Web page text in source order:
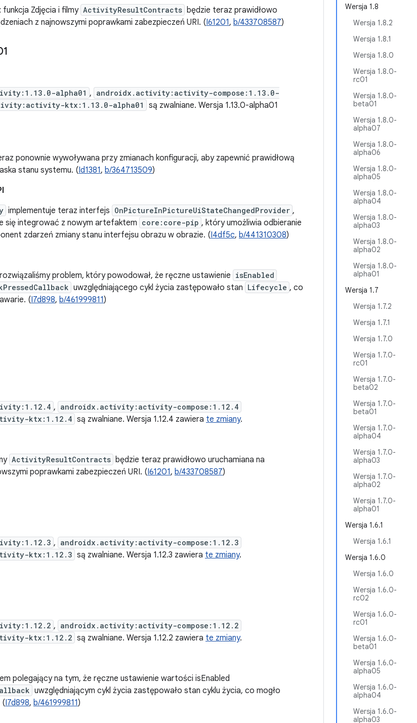
Wersja 1.8
Wersja 1.8.2
Wersja 1.8.1
Wersja 1.8.0
Wersja 1.8.0-
rc01
Wersja 1.8.0-
beta01
Wersja 1.8.0-
alpha07
Wersja 1.8.0-
alpha06
Wersja 1.8.0-
alpha05
Wersja 1.8.0-
alpha04
Wersja 1.8.0-
alpha03
Wersja 1.8.0-
alpha02
Wersja 1.8.0-
alpha01
Wersja 1.7
Wersja 1.7.2
Wersja 1.7.1
Wersja 1.7.0
Wersja 1.7.0-
rc01
Wersja 1.7.0-
beta02
Wersja 1.7.0-
beta01
Wersja 1.7.0-
alpha04
Wersja 1.7.0-
alpha03
Wersja 1.7.0-
alpha02
Wersja 1.7.0-
alpha01
Wersja 1.6.1
Wersja 1.6.1
Wersja 1.6.0
Wersja 1.6.0
Wersja 1.6.0-
rc02
Wersja 1.6.0-
rc01
Wersja 1.6.0-
beta01
Wersja 1.6.0-
alpha05
Wersja 1.6.0-
alpha04
Wersja 1.6.0-
alpha03
: funkcja Zdjęcia i filmy ActivityResultContracts będzie teraz prawidłowo
z najnowszymi poprawkami zabezpieczeń URI. (I61201, b/433708587)
alpha01 , androidx.activity:activity-compose:1.13.0-
ktx:1.13.0-alpha01
są zwalniane. Wersja 1.13.0-alpha01
ponownie wywoływana przy zmianach konfiguracji, aby zapewnić prawidłową
stanu systemu. (Id1381, b/364713509)
implementuje teraz interfejs OnPictureInPictureUiStateChangedProvider ,
się integrować z nowym artefaktem core:core-pip , który umożliwia odbieranie
zdarzeń zmiany stanu interfejsu obrazu w obrazie. (I4df5c, b/441310308)
problem, który powodował, że ręczne ustawienie isEnabled
uwzględniającego cykl życia zastępowało stan Lifecycle , co
(I7d898, b/461999811)
, androidx.activity:activity-compose:1.12.4
ktx:1.12.4 są zwalniane. Wersja 1.12.4 zawiera te zmiany.
ActivityResultContracts będzie teraz prawidłowo uruchamiana na
poprawkami zabezpieczeń URI. (I61201, b/433708587)
, androidx.activity:activity-compose:1.12.3
ktx:1.12.3 są zwalniane. Wersja 1.12.3 zawiera te zmiany.
, androidx.activity:activity-compose:1.12.2
ktx:1.12.2 są zwalniane. Wersja 1.12.2 zawiera te zmiany.
polegający na tym, że ręczne ustawienie wartości isEnabled
uwzględniającym cykl życia zastępowało stan cyklu życia, co mogło
(I7d898, b/461999811)